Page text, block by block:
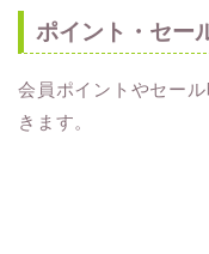
ポイント・セー
会員ポイントやセール
きます。